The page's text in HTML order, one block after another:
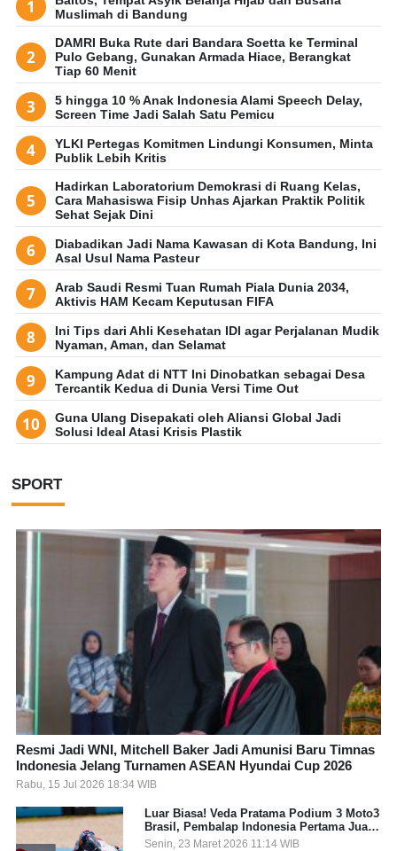
Muslimah di Bandung
DAMRI Buka Rute dari Bandara Soetta ke Terminal
Pulo Gebang, Gunakan Armada Hiace, Berangkat
Tiap 60 Menit
5 hingga 10 % Anak Indonesia Alami Speech Delay,
Screen Time Jadi Salah Satu Pemicu
YLKI Pertegas Komitmen Lindungi Konsumen, Minta
Publik Lebih Kritis
Hadirkan Laboratorium Demokrasi di Ruang Kelas,
Cara Mahasiswa Fisip Unhas Ajarkan Praktik Politik
Sehat Sejak Dini
Diabadikan Jadi Nama Kawasan di Kota Bandung, Ini
Asal Usul Nama Pasteur
Arab Saudi Resmi Tuan Rumah Piala Dunia 2034,
Aktivis HAM Kecam Keputusan FIFA
Ini Tips dari Ahli Kesehatan IDI agar Perjalanan Mudik
Nyaman, Aman, dan Selamat
Kampung Adat di NTT Ini Dinobatkan sebagai Desa
Tercantik Kedua di Dunia Versi Time Out
Guna Ulang Disepakati oleh Aliansi Global Jadi
Solusi Ideal Atasi Krisis Plastik
SPORT
Resmi Jadi WNI, Mitchell Baker Jadi Amunisi Baru Timnas
Indonesia Jelang Turnamen ASEAN Hyundai Cup 2026
Rabu, 15 Jul 2026 18:34 WIB
Luar Biasa! Veda Pratama Podium 3 Moto3
Brasil, Pembalap Indonesia Pertama Juara
Grand Prix
Senin, 23 Maret 2026 11:14 WIB